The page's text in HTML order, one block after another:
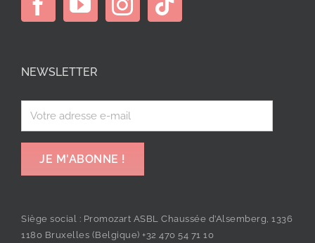
NEWSLETTER
Siège social : Promozart ASBL Chaussée d’Alsemberg, 1336
1180 Bruxelles (Belgique) +32 470 54 71 10